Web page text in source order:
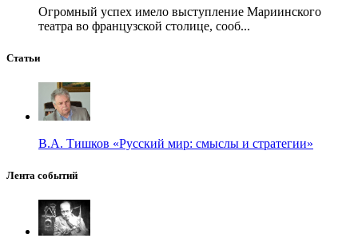
Огромный успех имело выступление Мариинского
театра во французской столице, сооб...
Статьи
В.А. Тишков «Русский мир: смыслы и стратегии»
Лента событий